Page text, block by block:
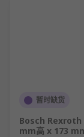
暂时缺货
Bosch Rexroth
mm高 x 173